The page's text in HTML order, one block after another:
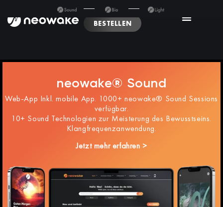
BESTELLEN
neowake® Sound
Web-App Inkl. mobile App. 1000+ neowake® Sound Sessions
verfügbar.
10+ Sound Technologien zur Meisterung des Bewusstseins.
Klangfrequenzanwendung.
Jetzt mehr erfahren >